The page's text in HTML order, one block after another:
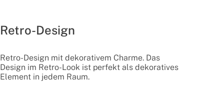
Retro-Design
Retro-Design mit dekorativem Charme. Das
Design im Retro-Look ist perfekt als dekoratives
Element in jedem Raum.